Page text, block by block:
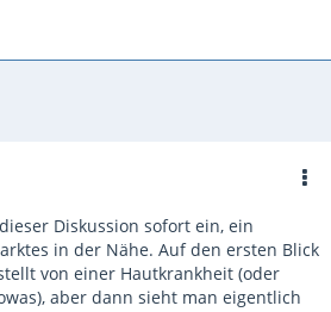
Diskussion sofort ein, ein
in der Nähe. Auf den ersten Blick
von einer Hautkrankheit (oder
aber dann sieht man eigentlich